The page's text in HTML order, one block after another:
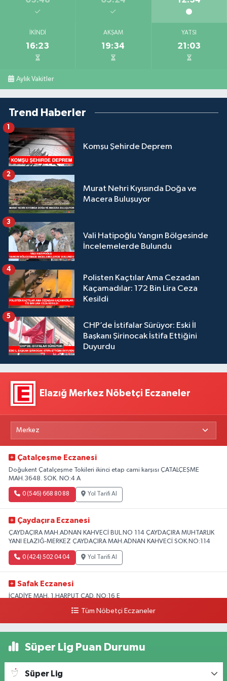
İKINDI
16:23
AKŞAM
19:34
YATSI
21:03
Aylık Vakitler
Trend Haberler
Komşu Şehirde Deprem
1
Murat Nehri Kıyısında Doğa ve
Macera Buluşuyor
2
Vali Hatipoğlu Yangın Bölgesinde
İncelemelerde Bulundu
3
Polisten Kaçtılar Ama Cezadan
Kaçamadılar: 172 Bin Lira Ceza
Kesildi
4
CHP’de İstifalar Sürüyor: Eski İl
Başkanı Şirinocak İstifa Ettiğini
Duyurdu
5
Elazığ Merkez Nöbetçi Eczaneler
Çatalçeşme Eczanesi
Doğukent Çatalçeşme Tokileri ikinci etap cami karşısı ÇATALÇEŞME
MAH.3648. SOK. NO:4 A
0 (546) 668 80 88 Yol Tarifi Al
Çaydaçıra Eczanesi
ÇAYDAÇIRA MAH.ADNAN KAHVECİ BUL.NO 114 ÇAYDAÇIRA MUHTARLIK
YANI ELAZIĞ-MERKEZ ÇAYDAÇIRA MAH.ADNAN KAHVECİ SOK.NO:114
0 (424) 502 04 04 Yol Tarifi Al
Safak Eczanesi
İCADİYE MAH. 1.HARPUT CAD. NO:16 E
Yol Tarifi Al
Üniversite Mahallesi, Yahya Kemal Caddesi, No:34 B Merkez Elazığ
Tüm Nöbetçi Eczaneler
Süper Lig Puan Durumu
Süper Lig